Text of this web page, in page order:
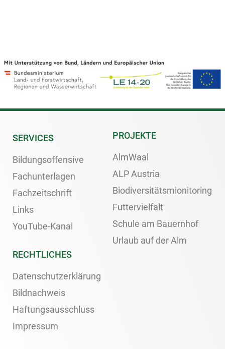
SERVICES
Bildungsoffensive
Fachunterlagen
Fachzeitschrift
Links
YouTube-Kanal
PROJEKTE
AlmWaal
ALP Austria
Biodiversitätsmionitoring
Futtervielfalt
Schule am Bauernhof
Urlaub auf der Alm
RECHTLICHES
Datenschutzerklärung
Bildnachweis
Haftungsausschluss
Impressum